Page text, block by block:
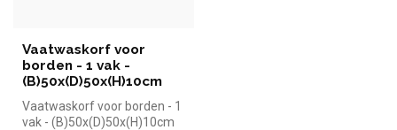
Vaatwaskorf voor
borden - 1 vak -
(B)50x(D)50x(H)10cm
Vaatwaskorf voor borden - 1
vak - (B)50x(D)50x(H)10cm